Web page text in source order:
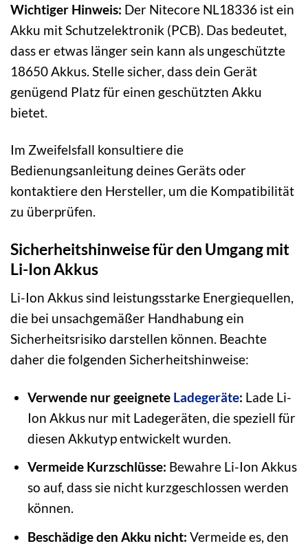
Wichtiger Hinweis: Der Nitecore NL18336 ist ein
Akku mit Schutzelektronik (PCB). Das bedeutet,
dass er etwas länger sein kann als ungeschützte
18650 Akkus. Stelle sicher, dass dein Gerät
genügend Platz für einen geschützten Akku
bietet.
Im Zweifelsfall konsultiere die
Bedienungsanleitung deines Geräts oder
kontaktiere den Hersteller, um die Kompatibilität
zu überprüfen.
Sicherheitshinweise für den Umgang mit
Li-Ion Akkus
Li-Ion Akkus sind leistungsstarke Energiequellen,
die bei unsachgemäßer Handhabung ein
Sicherheitsrisiko darstellen können. Beachte
daher die folgenden Sicherheitshinweise:
Verwende nur geeignete Ladegeräte: Lade Li-
Ion Akkus nur mit Ladegeräten, die speziell für
diesen Akkutyp entwickelt wurden.
Vermeide Kurzschlüsse: Bewahre Li-Ion Akkus
so auf, dass sie nicht kurzgeschlossen werden
können.
Beschädige den Akku nicht: Vermeide es, den